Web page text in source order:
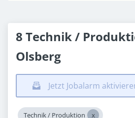
8 Technik /
Olsberg
Jetzt Jobalarm
Technik / Produktion